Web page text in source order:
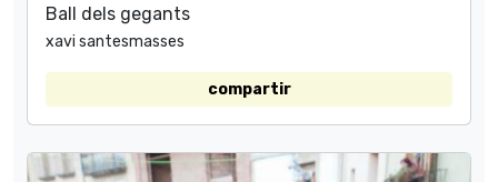
Ball dels gegants
xavi santesmasses
compartir